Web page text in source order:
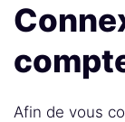
Afin de vous